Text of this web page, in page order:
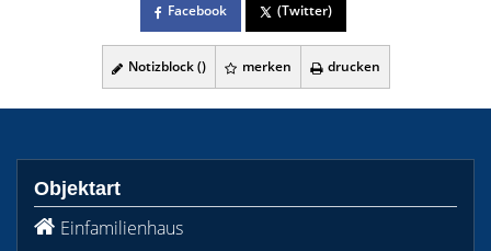
Facebook (Twitter)
Notizblock () merken drucken
Objektart
Einfamilienhaus